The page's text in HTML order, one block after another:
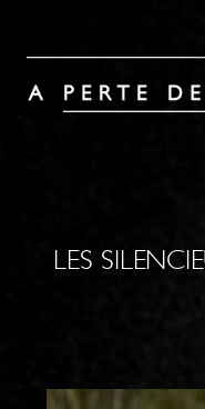
LES